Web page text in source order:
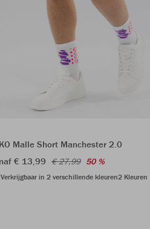
Malle Short Manchester 2.0
€ 13,99 € 27,99 50 %
Verkrijgbaar in 2 verschillende kleuren2 Kleuren